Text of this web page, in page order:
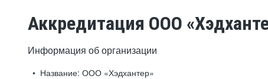
Аккредитация ООО
Информация об организации
Название: ООО «Хэдхантер»